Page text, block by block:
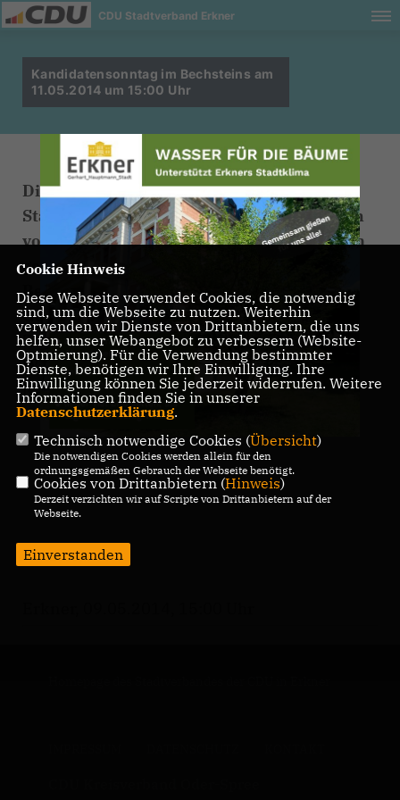
CDU Stadtverband Erkner
Kandidatensonntag im Bechsteins am
11.05.2014 um 15:00 Uhr
Die CDU Kandidaten für die
Stadtverordnetenversammlung stellen sich
vor und stehen für Fragen und Anregungen
gern zur Verfügung.
Bei Kaffee und Kuchen gibt es die
Gelegenheit zum Austausch über unsere
Ziele und Ihre Vorstellungen.
Wir freuen uns auf einen anregenden
Nachmittag!
Cookie Hinweis
Diese Webseite verwendet Cookies, die notwendig
sind, um die Webseite zu nutzen. Weiterhin
verwenden wir Dienste von Drittanbietern, die uns
helfen, unser Webangebot zu verbessern (Website-
Optmierung). Für die Verwendung bestimmter
Dienste, benötigen wir Ihre Einwilligung. Ihre
Einwilligung können Sie jederzeit widerrufen. Weitere
Informationen finden Sie in unserer
Datenschutzerklärung.
Technisch notwendige Cookies (Übersicht)
Die notwendigen Cookies werden allein für den
ordnungsgemäßen Gebrauch der Webseite benötigt.
Cookies von Drittanbietern (Hinweis)
Derzeit verzichten wir auf Scripte von Drittanbietern auf der
Webseite.
Einverstanden